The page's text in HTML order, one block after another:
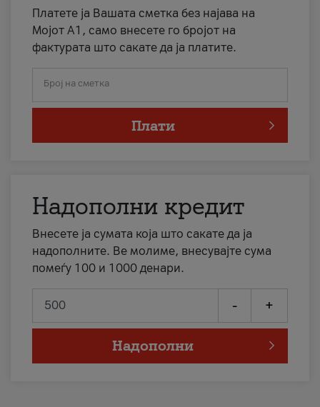
Платете ја Вашата сметка без најава на
Мојот А1, само внесете го бројот на
фактурата што сакате да ја платите.
Број на сметка
Плати
Надополни кредит
Внесете ја сумата која што сакате да ја
надополните. Ве молиме, внесувајте сума
помеѓу 100 и 1000 денари.
- +
Надополни